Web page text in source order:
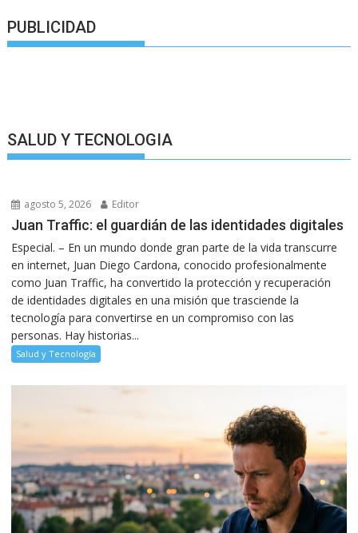
PUBLICIDAD
SALUD Y TECNOLOGIA
agosto 5, 2026 Editor
Juan Traffic: el guardián de las identidades digitales
Especial. – En un mundo donde gran parte de la vida transcurre
en internet, Juan Diego Cardona, conocido profesionalmente
como Juan Traffic, ha convertido la protección y recuperación
de identidades digitales en una misión que trasciende la
tecnología para convertirse en un compromiso con las
personas. Hay historias...
Salud y Tecnología